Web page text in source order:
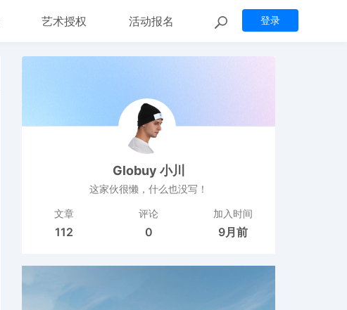
登录
艺术授权 活动报名
Globuy 小川
这家伙很懒，什么也没写！
文章
112
评论
0
加入时间
9月前